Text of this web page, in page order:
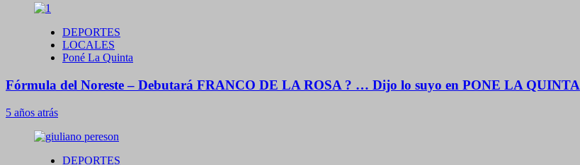
DEPORTES
LOCALES
Poné La Quinta
Fórmula del Noreste – Debutará FRANCO DE LA ROSA ? … Dijo lo suyo en PONE LA QUINTA
5 años atrás
DEPORTES